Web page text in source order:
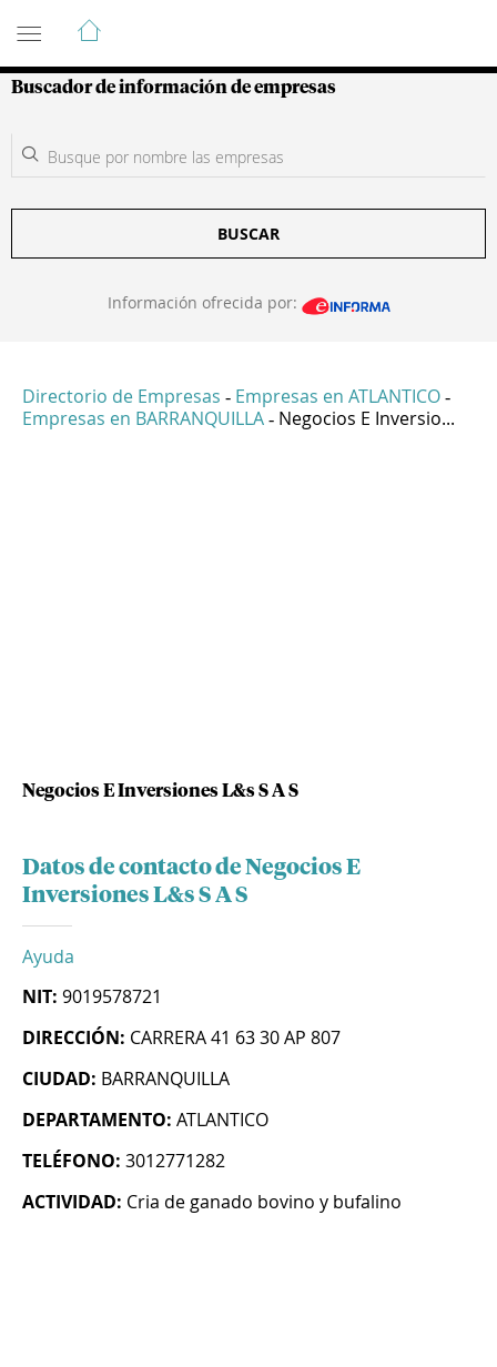
Guía de Empresas Colombianas
Buscador de información de empresas
BUSCAR
Información ofrecida por:
Directorio de Empresas - Empresas en ATLANTICO -
Empresas en BARRANQUILLA - Negocios E Inversio...
Negocios E Inversiones L&s S A S
Datos de contacto de Negocios E
Inversiones L&s S A S
Ayuda
NIT: 9019578721
DIRECCIÓN: CARRERA 41 63 30 AP 807
CIUDAD: BARRANQUILLA
DEPARTAMENTO: ATLANTICO
TELÉFONO: 3012771282
ACTIVIDAD: Cria de ganado bovino y bufalino